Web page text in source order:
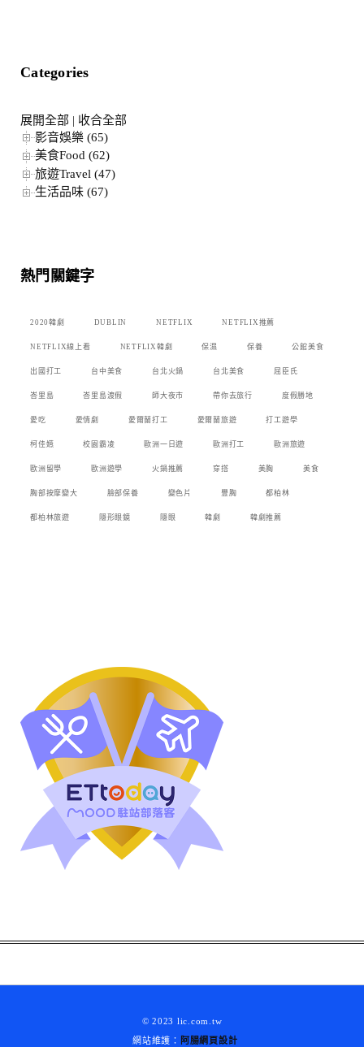
Categories
展開全部 | 收合全部
影音娛樂 (65)
美食Food (62)
旅遊Travel (47)
生活品味 (67)
熱門關鍵字
2020韓劇 DUBLIN NETFLIX NETFLIX推薦
NETFLIX線上看 NETFLIX韓劇 保濕 保養 公館美食
出國打工 台中美食 台北火鍋 台北美食 屈臣氏
峇里島 峇里島渡假 師大夜市 帶你去旅行 度假勝地
愛吃 愛情劇 愛爾蘭打工 愛爾蘭旅遊 打工遊學
柯佳嬿 校園霸凌 歐洲一日遊 歐洲打工 歐洲旅遊
歐洲留學 歐洲遊學 火鍋推薦 穿搭 美胸 美食
胸部按摩變大 臉部保養 變色片 豐胸 都柏林
都柏林旅遊 隱形眼鏡 隱眼 韓劇 韓劇推薦
© 2023 lic.com.tw
網站維護： 阿腸網頁設計